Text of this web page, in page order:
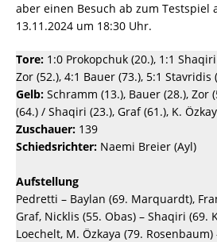
aber einen Besuch ab zum Testspiel
13.11.2024 um 18:30 Uhr.
Tore: 1:0 Prokopchuk (20.), 1:1
Zor (52.), 4:1 Bauer (73.), 5:1 Stavridis
Gelb: Schramm (13.), Bauer (28.), Zor
(64.) / Shaqiri (23.), Graf (61.), K.
Zuschauer: 139
Schiedsrichter: Naemi Breier (Ayl)
Aufstellung
Pedretti – Baylan (69. Marquardt),
Graf, Nicklis (55. Obas) – Shaqiri (69.
Loechelt, M. Özkaya (79. Rosenbaum)